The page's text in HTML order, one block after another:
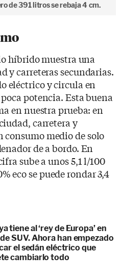
de 391 litros se rebaja 4 cm.
híbrido muestra una
y carreteras secundarias.
eléctrico y circula en
potencia. Esta buena
en nuestra prueba: en
carretera y
medio de solo
de a bordo. En
sube a unos 5,1 l/100
eco se puede rondar 3,4
tiene al ‘rey de Europa’ en
SUV. Ahora han empezado
el sedán eléctrico que
cambiarlo todo